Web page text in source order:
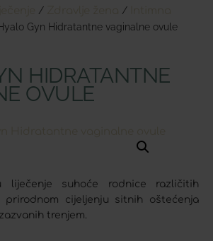
/ /
Gyn Hidratantne vaginalne ovule
HIDRATANTNE
OVULE
liječenje suhoće rodnice različitih
prirodnom cijeljenju sitnih oštećenja
trenjem.